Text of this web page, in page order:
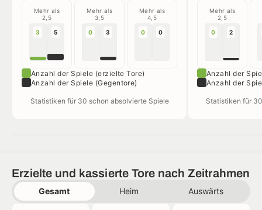
Mehr als
2,5
3 5
Mehr als
3,5
0 3
Mehr als
4,5
0 0
Anzahl der Spiele (erzielte Tore)
Anzahl der Spiele (Gegentore)
Statistiken für 30 schon absolvierte Spiele
Mehr als
2,5
0 2
Anzahl der
Anzahl der
Statistiken für
Erzielte und kassierte Tore nach Zeitrahmen
Gesamt Heim Auswärts